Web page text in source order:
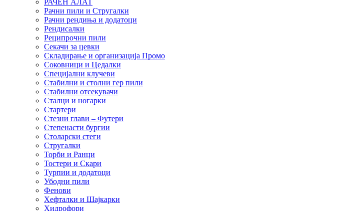
РАЧЕН АЛАТ
Рачни пили и Стругалки
Рачни рендиња и додатоци
Рендисалки
Реципрочни пили
Секачи за цевки
Складирање и организација Промо
Соковници и Цедалки
Специјални клучеви
Стабилни и столни гер пили
Стабилни отсекувачи
Сталци и ногарки
Стартери
Стезни глави – Футери
Степенасти бургии
Столарски стеги
Стругалки
Торби и Ранци
Тостери и Скари
Турпии и додатоци
Убодни пили
Фенови
Хефталки и Шајкарки
Хидрофори